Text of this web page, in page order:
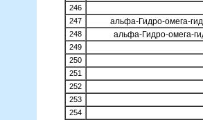
246
247
альфа-Гидро-омега-
248 альфа-Гидро-омега-
249
250
251
252
253
254